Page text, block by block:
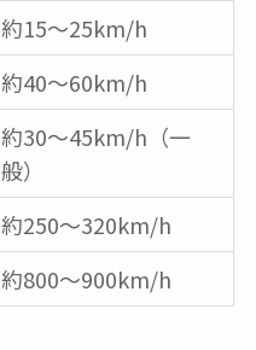
約15～25km/h
約40～60km/h
約30～45km/h（一
般）
約250～320km/h
約800～900km/h